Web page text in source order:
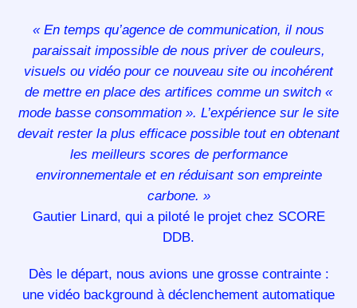
« En temps qu’agence de communication, il nous
paraissait impossible de nous priver de couleurs,
visuels ou vidéo pour ce nouveau site ou incohérent
de mettre en place des artifices comme un switch «
mode basse consommation ». L’expérience sur le site
devait rester la plus efficace possible tout en obtenant
les meilleurs scores de performance
environnementale et en réduisant son empreinte
carbone. »
Gautier Linard, qui a piloté le projet chez SCORE
DDB.
Dès le départ, nous avions une grosse contrainte :
une vidéo background à déclenchement automatique